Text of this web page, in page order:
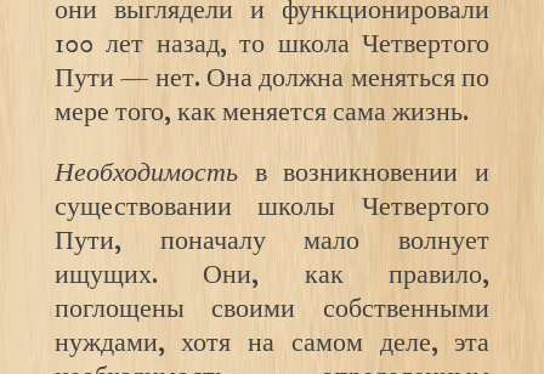
они выглядели и функционировали
100 лет назад, то школа Четвертого
Пути — нет. Она должна меняться по
мере того, как меняется сама жизнь.
Необходимостьв возникновении и
существовании школы Четвертого
Пути, поначалу мало волнует
ищущих. Они, как правило,
поглощены своими собственными
нуждами, хотя на самом деле, эта